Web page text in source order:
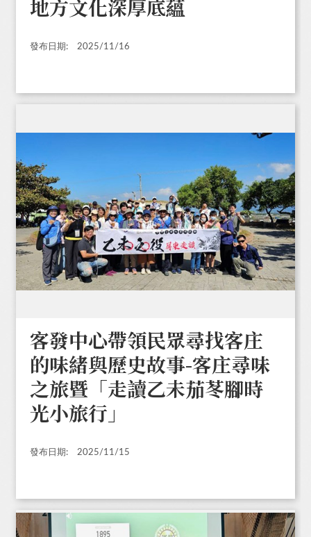
地方文化深厚底蘊
發布日期: 2025/11/16
客發中心帶領民眾尋找客庄
的味緒與歷史故事-客庄尋味
之旅暨「走讀乙未茄苳腳時
光小旅行」
發布日期: 2025/11/15